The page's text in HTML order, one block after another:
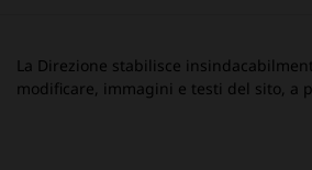
La Direzione stabilisce
modificare, immagini e testi del sito, a